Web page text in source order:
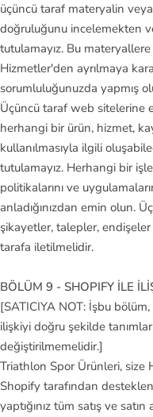
üçüncü taraf materyalin
doğruluğunu incelemekten
tutulamayız. Bu
Hizmetler'den ayrılmaya
sorumluluğunuzda yapmış
Üçüncü taraf web sitelerine
herhangi bir ürün, hizmet,
kullanılmasıyla ilgili
tutulamayız. Herhangi bir
politikalarını ve
anladığınızdan emin olun.
şikayetler, talepler,
tarafa iletilmelidir.
BÖLÜM 9 - SHOPIFY İLE
[SATICIYA NOT: İşbu
ilişkiyi doğru şekilde
değiştirilmemelidir.]
Triathlon Spor Ürünleri, size
Shopify tarafından
yaptığınız tüm satış ve